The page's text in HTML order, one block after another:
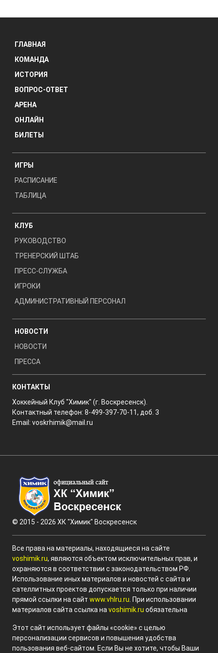
ГЛАВНАЯ
КОМАНДА
ИСТОРИЯ
ВОПРОС-ОТВЕТ
АРЕНА
ОНЛАЙН
БИЛЕТЫ
ИГРЫ
РАСПИСАНИЕ
ТАБЛИЦА
КЛУБ
РУКОВОДСТВО
ТРЕНЕРСКИЙ ШТАБ
ПРЕСС-СЛУЖБА
ИГРОКИ
АДМИНИСТРАТИВНЫЙ ПЕРСОНАЛ
НОВОСТИ
НОВОСТИ
ПРЕССА
КОНТАКТЫ
Хоккейный Клуб "Химик" (г. Воскресенск).
Контактный телефон: 8-499-397-70-11, доб. 3
Email: voskrhimik@mail.ru
© 2015 - 2026 ХК "Химик" Воскресенск
Все права на материалы, находящиеся на сайте
voshimik.ru, являются объектом исключительных прав, и
охраняются в соответствии с законодательством РФ.
Использование иных материалов и новостей с сайта и
сателлитных проектов допускается только при наличии
прямой ссылки на сайт www.vhlru.ru . При использовании
материалов сайта ссылка на voshimik.ru обязательна
Этот сайт использует файлы «cookie» с целью
персонализации сервисов и повышения удобства
пользования веб-сайтом. Если Вы не хотите, чтобы Ваши